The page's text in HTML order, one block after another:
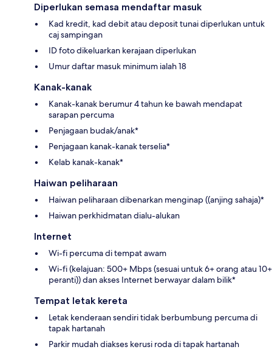
Diperlukan semasa mendaftar masuk
Kad kredit, kad debit atau deposit tunai diperlukan untuk
caj sampingan
ID foto dikeluarkan kerajaan diperlukan
Umur daftar masuk minimum ialah 18
Kanak-kanak
Kanak-kanak berumur 4 tahun ke bawah mendapat
sarapan percuma
Penjagaan budak/anak*
Penjagaan kanak-kanak terselia*
Kelab kanak-kanak*
Haiwan peliharaan
Haiwan peliharaan dibenarkan menginap ((anjing sahaja)*
Haiwan perkhidmatan dialu-alukan
Internet
Wi-fi percuma di tempat awam
Wi-fi (kelajuan: 500+ Mbps (sesuai untuk 6+ orang atau 10+
peranti)) dan akses Internet berwayar dalam bilik*
Tempat letak kereta
Letak kenderaan sendiri tidak berbumbung percuma di
tapak hartanah
Parkir mudah diakses kerusi roda di tapak hartanah